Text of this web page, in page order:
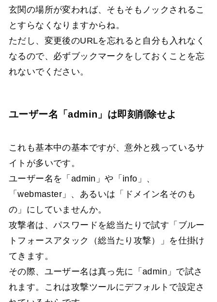
玄関の場所が変われば、そもそもノックされるこ
とすらなくなりますからね。
ただし、変更後のURLを忘れると自分も入れなく
なるので、必ずブックマークをしておくことを忘
れないでください。
ユーザー名「admin」は即刻削除せよ
これも基本中の基本ですが、意外と残っているサ
イトが多いです。
ユーザー名を「admin」や「info」、
「webmaster」、あるいは「ドメイン名そのも
の」にしていませんか。
攻撃者は、パスワードを総当たりで試す「ブルー
トフォースアタック（総当たり攻撃）」を仕掛け
てきます。
その際、ユーザー名は真っ先に「admin」で試さ
れます。これは攻撃ツールにデフォルトで設定さ